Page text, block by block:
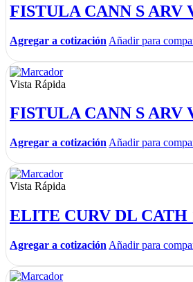
FISTULA CANN S ARV
Agregar a cotización Añadir para
Vista Rápida
FISTULA CANN S ARV
Agregar a cotización Añadir para
Vista Rápida
ELITE CURV DL CATH
Agregar a cotización Añadir para